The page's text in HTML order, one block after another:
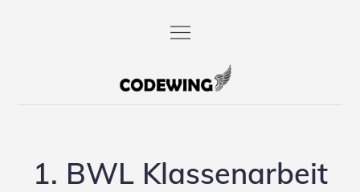
codewing.de
1. BWL Klassenarbeit